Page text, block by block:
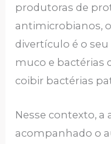
produtoras de
antimicrobianos,
divertículo é o
muco e bactérias
coibir bactérias
Nesse contexto,
acompanhado o